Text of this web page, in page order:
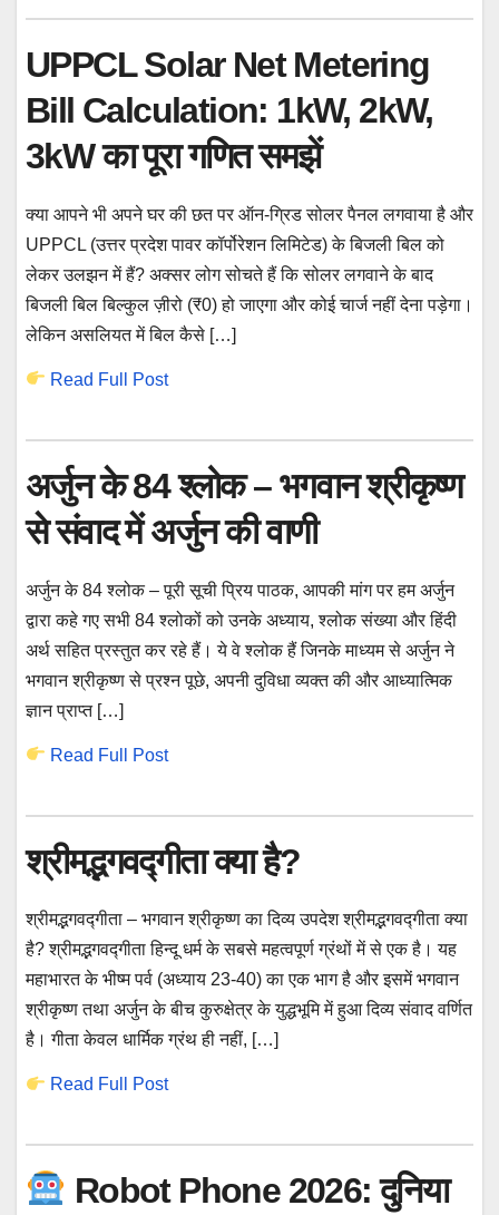
UPPCL Solar Net Metering
Bill Calculation: 1kW, 2kW,
3kW का पूरा गणित समझें
क्या आपने भी अपने घर की छत पर ऑन-ग्रिड सोलर पैनल लगवाया है और
UPPCL (उत्तर प्रदेश पावर कॉर्पोरेशन लिमिटेड) के बिजली बिल को
लेकर उलझन में हैं? अक्सर लोग सोचते हैं कि सोलर लगवाने के बाद
बिजली बिल बिल्कुल ज़ीरो (₹0) हो जाएगा और कोई चार्ज नहीं देना पड़ेगा।
लेकिन असलियत में बिल कैसे […]
Read Full Post
अर्जुन के 84 श्लोक – भगवान श्रीकृष्ण
से संवाद में अर्जुन की वाणी
अर्जुन के 84 श्लोक – पूरी सूची प्रिय पाठक, आपकी मांग पर हम अर्जुन
द्वारा कहे गए सभी 84 श्लोकों को उनके अध्याय, श्लोक संख्या और हिंदी
अर्थ सहित प्रस्तुत कर रहे हैं। ये वे श्लोक हैं जिनके माध्यम से अर्जुन ने
भगवान श्रीकृष्ण से प्रश्न पूछे, अपनी दुविधा व्यक्त की और आध्यात्मिक
ज्ञान प्राप्त […]
Read Full Post
श्रीमद्भगवद्गीता क्या है?
श्रीमद्भगवद्गीता – भगवान श्रीकृष्ण का दिव्य उपदेश श्रीमद्भगवद्गीता क्या
है? श्रीमद्भगवद्गीता हिन्दू धर्म के सबसे महत्वपूर्ण ग्रंथों में से एक है। यह
महाभारत के भीष्म पर्व (अध्याय 23-40) का एक भाग है और इसमें भगवान
श्रीकृष्ण तथा अर्जुन के बीच कुरुक्षेत्र के युद्धभूमि में हुआ दिव्य संवाद वर्णित
है। गीता केवल धार्मिक ग्रंथ ही नहीं, […]
Read Full Post
Robot Phone 2026: दुनिया